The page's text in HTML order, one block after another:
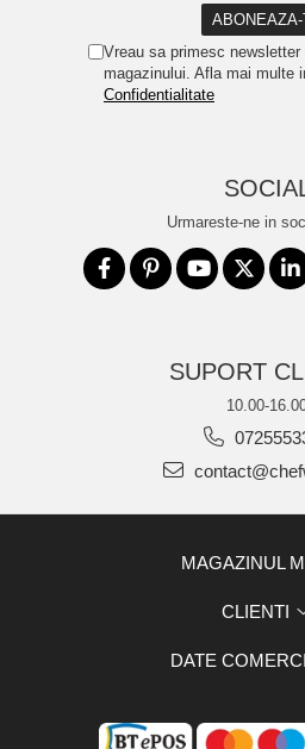
Vreau sa primesc
magazinului. Afla mai multe
Confidentialitate
Urmareste-ne in
SUPORT
10.00-
MAGAZINUL
CLIENTI
DATE